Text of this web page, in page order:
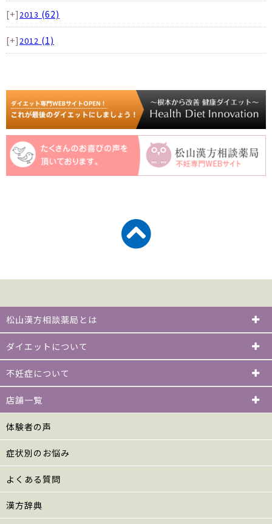
[+] 2013 (62)
[+] 2012 (1)
松山漢方相談薬局とは
ダイエットについて
不妊症について
店舗一覧
体験者の声
症状別のお悩み
よくある質問
漢方辞典